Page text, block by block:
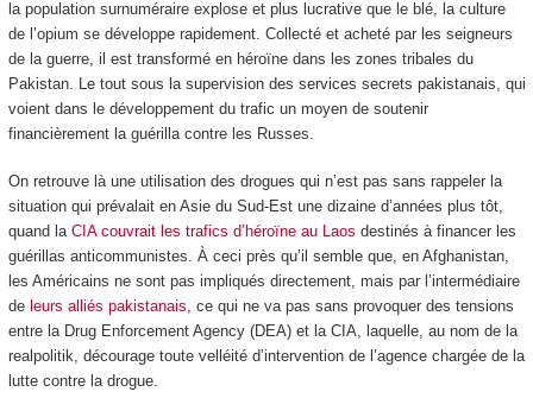
la population surnuméraire explose et plus lucrative que le blé, la culture
de l’opium se développe rapidement. Collecté et acheté par les seigneurs
de la guerre, il est transformé en héroïne dans les zones tribales du
Pakistan. Le tout sous la supervision des services secrets pakistanais, qui
voient dans le développement du trafic un moyen de soutenir
financièrement la guérilla contre les Russes.
On retrouve là une utilisation des drogues qui n’est pas sans rappeler la
situation qui prévalait en Asie du Sud-Est une dizaine d’années plus tôt,
quand la CIA couvrait les trafics d’héroïne au Laos destinés à financer les
guérillas anticommunistes. À ceci près qu’il semble que, en Afghanistan,
les Américains ne sont pas impliqués directement, mais par l’intermédiaire
de leurs alliés pakistanais, ce qui ne va pas sans provoquer des tensions
entre la Drug Enforcement Agency (DEA) et la CIA, laquelle, au nom de la
realpolitik, décourage toute velléité d’intervention de l’agence chargée de la
lutte contre la drogue.